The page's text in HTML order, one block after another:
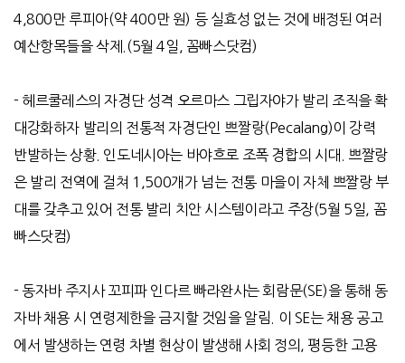
4,800만 루피아(약400만 원) 등 실효성 없는 것에 배정된 여러
예산항목들을 삭제
(5월 4일 꼼빠스닷컴)
- 헤르쿨레스의 자경단 성격 오르마스 그립자야가 발리 조직을 확
대강화하자 발리의 전통적 자경단인 쁘짤랑(Pecalang)이 강력
반발하는 상황. 인도네시아는 바야흐로 조폭 경합의 시대
쁘짤랑
은 발리 전역에 걸쳐 1,500개가 넘는 전통 마을이 자체 쁘짤랑 부
대를 갖추고 있어 전통 발리 치안 시스템이라고 주장(5월 5일
꼼
빠스닷컴)
- 동자바 주지사 꼬피파 인다르 빠라완사는 회람문(SE)을 통해 동
자바 채용 시 연령제한을 금지할 것임을 알림
이 SE는 채용 공고
에서 발생하는 연령 차별 현상이 발생해 사회 정의
평등한 고용